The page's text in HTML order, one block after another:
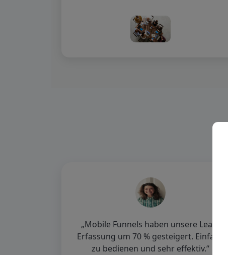
„Mobile Funnels haben unsere Lead-
Erfassung um 70 % gesteigert. Einfach
zu bedienen und sehr effektiv.“